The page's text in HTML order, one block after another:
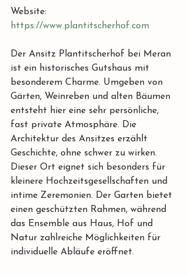
Website:
https://www.plantitscherhof.com
Der Ansitz Plantitscherhof bei Meran
ist ein historisches Gutshaus mit
besonderem Charme. Umgeben von
Gärten, Weinreben und alten Bäumen
entsteht hier eine sehr persönliche,
fast private Atmosphäre. Die
Architektur des Ansitzes erzählt
Geschichte, ohne schwer zu wirken.
Dieser Ort eignet sich besonders für
kleinere Hochzeitsgesellschaften und
intime Zeremonien. Der Garten bietet
einen geschützten Rahmen, während
das Ensemble aus Haus, Hof und
Natur zahlreiche Möglichkeiten für
individuelle Abläufe eröffnet.